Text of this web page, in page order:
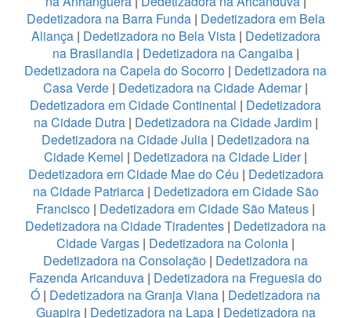
Dedetizadora na Barra Funda | Dedetizadora em Bela
Aliança | Dedetizadora no Bela Vista| Dedetizadora
na Brasilandia| Dedetizadora na Cangaiba|
Dedetizadora na Capela do Socorro | Dedetizadora na
Casa Verde | Dedetizadora na Cidade Ademar|
Dedetizadora em Cidade Continental | Dedetizadora
na Cidade Dutra | Dedetizadora na Cidade Jardim|
Dedetizadora na Cidade Julia | Dedetizadora na
Cidade Kemel | Dedetizadora na Cidade Lider|
Dedetizadora em Cidade Mae do Céu | Dedetizadora
na Cidade Patriarca| Dedetizadora em Cidade São
Francisco | Dedetizadora em Cidade São Mateus |
Dedetizadora na Cidade Tiradentes | Dedetizadora na
Cidade Vargas | Dedetizadora na Colonia |
Dedetizadora na Consolação | Dedetizadora na
Fazenda Aricanduva | Dedetizadora na Freguesia do
Ó | Dedetizadora na Granja Viana | Dedetizadora na
Guapira| Dedetizadora na Lapa| Dedetizadora na